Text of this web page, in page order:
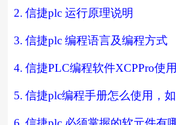
2. 信捷plc运行原理说明
3. 信捷plc编程语言及编程方式
4. 信捷PLC编程软件XCPPro使
5. 信捷plc编程手册怎么使用，